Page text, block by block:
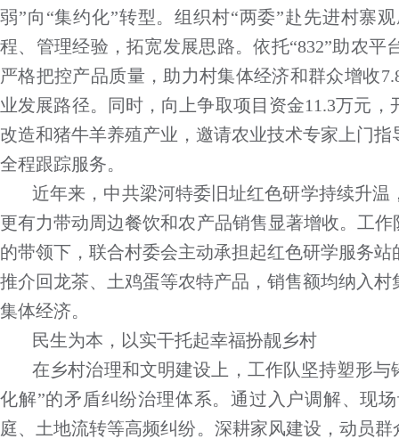
弱”向“集约化”转型。组织村“两委”赴先进村寨
程、管理经验，拓宽发展思路。依托“832”助农
严格把控产品质量，助力村集体经济和群众增收
业发展路径。同时，向上争取项目资金11.3万元
改造和猪牛羊养殖产业，邀请农业技术专家上门
全程跟踪服务。
近年来，中共梁河特委旧址红色研学持续升
更有力带动周边餐饮和农产品销售显著增收。工
的带领下，联合村委会主动承担起红色研学服务
推介回龙茶、土鸡蛋等农特产品，销售额均纳入
集体经济。
民生为本，以实干托起幸福扮靓乡村
在乡村治理和文明建设上，工作队坚持塑形
化解”的矛盾纠纷治理体系。通过入户调解、现
庭、土地流转等高频纠纷。深耕家风建设，动员